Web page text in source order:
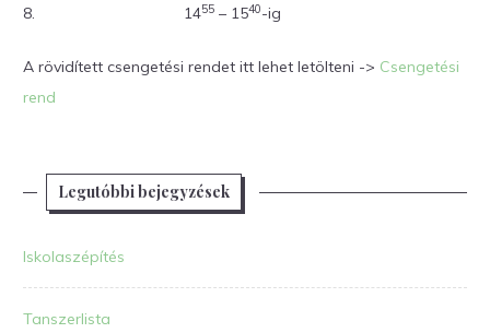
8.
1455 – 1540-ig
A rövidített csengetési rendet itt lehet letölteni -> Csengetési
rend
Legutóbbi bejegyzések
Iskolaszépítés
Tanszerlista